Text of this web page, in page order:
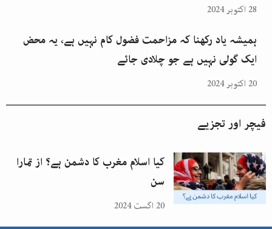
28 اکتوبر 2024
ہمیشہ یاد رکھنا کہ مزاحمت فضول کام نہیں ہے، یہ محض
ایک گولی نہیں ہے جو چلادی جائے
20 اکتوبر 2024
فیچر اور تجزیے
کیا اسلام مغرب کا دشمن ہے؟ از تمارا
سن
20 اگست 2024